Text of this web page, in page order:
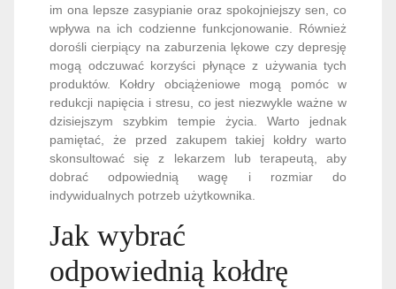
im ona lepsze zasypianie oraz spokojniejszy sen, co
wpływa na ich codzienne funkcjonowanie. Również
dorośli cierpiący na zaburzenia lękowe czy depresję
mogą odczuwać korzyści płynące z używania tych
produktów. Kołdry obciążeniowe mogą pomóc w
redukcji napięcia i stresu, co jest niezwykle ważne w
dzisiejszym szybkim tempie życia. Warto jednak
pamiętać, że przed zakupem takiej kołdry warto
skonsultować się z lekarzem lub terapeutą, aby
dobrać odpowiednią wagę i rozmiar do
indywidualnych potrzeb użytkownika.
Jak wybrać
odpowiednią kołdrę